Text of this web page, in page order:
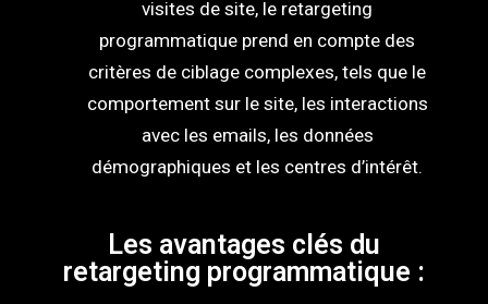
visites de site, le retargeting
programmatique prend en compte des
critères de ciblage complexes, tels que le
comportement sur le site, les interactions
avec les emails, les données
démographiques et les centres d’intérêt.
Les avantages clés du
retargeting programmatique :